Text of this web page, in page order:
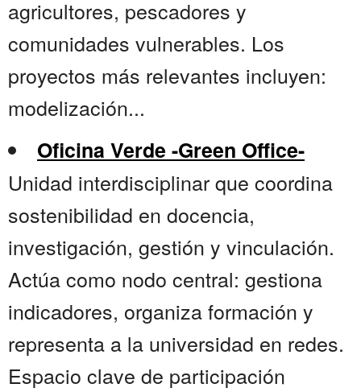
agricultores, pescadores y
comunidades vulnerables. Los
proyectos más relevantes incluyen:
modelización...
Oficina Verde -Green Office-
Unidad interdisciplinar que coordina
sostenibilidad en docencia,
investigación, gestión y vinculación.
Actúa como nodo central: gestiona
indicadores, organiza formación y
representa a la universidad en redes.
Espacio clave de participación